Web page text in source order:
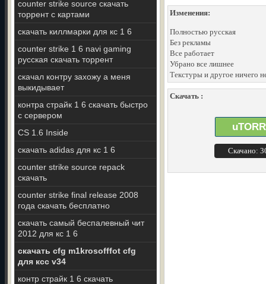
counter strike source скачать
торрент с картами
скачать киллмарки для кс 1 6
counter strike 1 6 navi gaming
русская скачать торрент
скачал контру захожу а меня
выкидывает
контра страйк 1 6 скачать быстро
с сервером
CS 1.6 Inside
скачать adidas для кс 1 6
counter strike source repack
скачать
counter strike final release 2008
года скачать бесплатно
скачать самый беспалевный чит
2012 для кс 1 6
скачать cfg m1krosofffot cfg
для ксс v34
контр страйк 1 6 скачать
Изменения:
Полностью русская
Без рекламы
Все работает
Убрано все лишнее
Текстуры и другое ничего
Скачать :
Скачано: